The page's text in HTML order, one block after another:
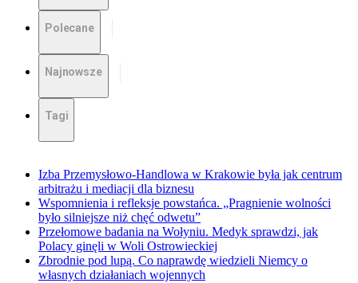
Polecane
Najnowsze
Tagi
Izba Przemysłowo-Handlowa w Krakowie była jak centrum
arbitrażu i mediacji dla biznesu
Wspomnienia i refleksje powstańca. „Pragnienie wolności
było silniejsze niż chęć odwetu”
Przełomowe badania na Wołyniu. Medyk sprawdzi, jak
Polacy ginęli w Woli Ostrowieckiej
Zbrodnie pod lupą. Co naprawdę wiedzieli Niemcy o
własnych działaniach wojennych